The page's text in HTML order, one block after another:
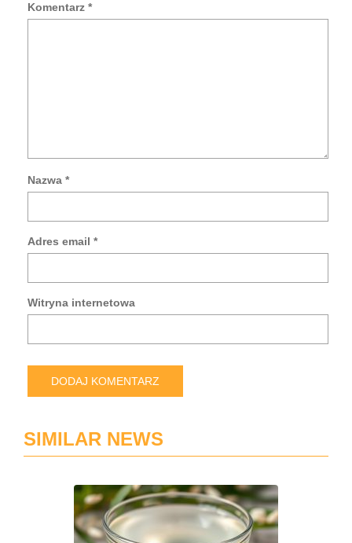
Komentarz *
Nazwa *
Adres email *
Witryna internetowa
SIMILAR NEWS